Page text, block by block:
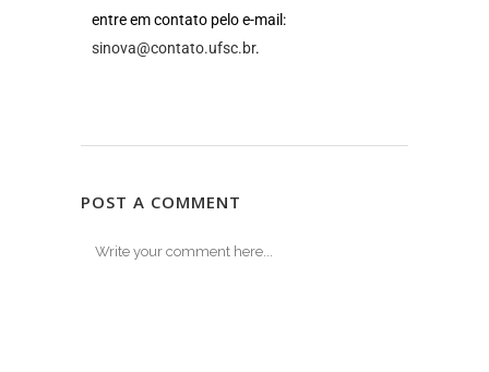
entre em contato pelo e-mail:
sinova@contato.ufsc.br.
POST A COMMENT